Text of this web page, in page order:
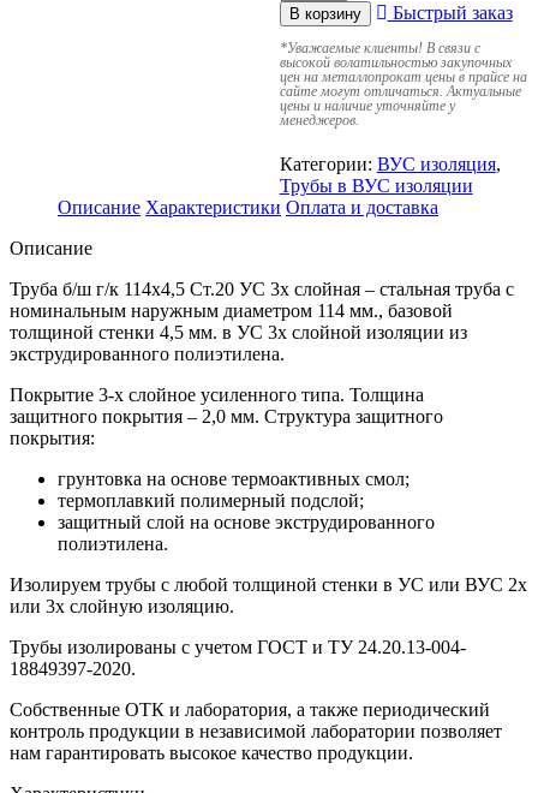
В корзину Быстрый заказ
*Уважаемые клиенты! В связи с
высокой волатильностью закупочных
цен на металлопрокат цены в прайсе на
сайте могут отличаться. Актуальные
цены и наличие уточняйте у
менеджеров.
Категории: ВУС изоляция,
Трубы в ВУС изоляции
Описание Характеристики Оплата и доставка
Описание
Труба б/ш г/к 114х4,5 Ст.20 УС 3х слойная – стальная труба с
номинальным наружным диаметром 114 мм., базовой
толщиной стенки 4,5 мм. в УС 3х слойной изоляции из
экструдированного полиэтилена.
Покрытие 3-х слойное усиленного типа. Толщина
защитного покрытия – 2,0 мм. Структура защитного
покрытия:
грунтовка на основе термоактивных смол;
термоплавкий полимерный подслой;
защитный слой на основе экструдированного
полиэтилена.
Изолируем трубы с любой толщиной стенки в УС или ВУС 2х
или 3х слойную изоляцию.
Трубы изолированы с учетом ГOCT и TУ 24.20.13-004-
18849397-2020.
Собственные ОТК и лаборатория, а также периодический
контроль продукции в независимой лаборатории позволяет
нам гарантировать высокое качество продукции.